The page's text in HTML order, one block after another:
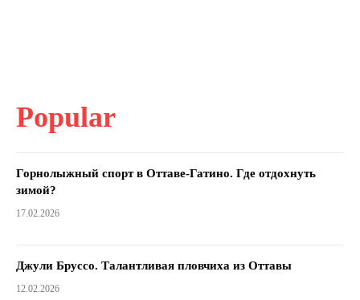
Popular
Горнолыжный спорт в Оттаве-Гатино. Где отдохнуть
зимой?
17.02.2026
Джули Бруссо. Талантливая пловчиха из Оттавы
12.02.2026